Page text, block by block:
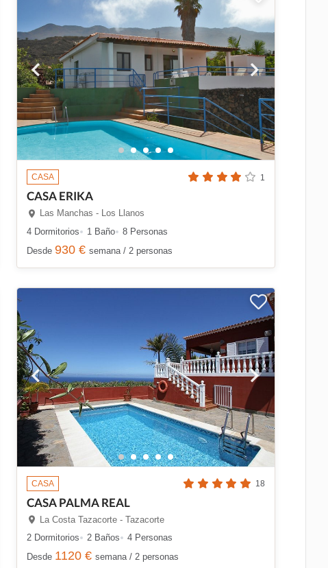
CASA 1
CASA ERIKA
Las Manchas - Los Llanos
4 Dormitorios
1 Baño
8 Personas
Desde 930 € semana / 2 personas
CASA 18
CASA PALMA REAL
La Costa Tazacorte - Tazacorte
2 Dormitorios
2 Baños
4 Personas
Desde 1120 € semana / 2 personas